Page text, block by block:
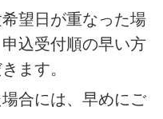
望日が重なった場
込受付順の早い方
ます。
合には、早めにご